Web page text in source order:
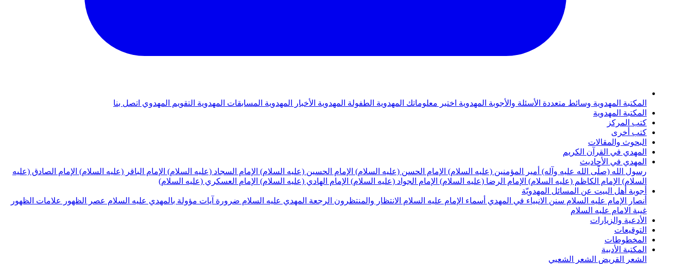
المكتبة المهدوية وسائط متعددة الأسئلة والأجوبة المهدوية اختبر معلوماتك المهدوية الطفولة المهدوية الأخبار المهدوية المسابقات المهدوية التقويم المهدوي اتصل بنا
المكتبة المهدوية
كتب المركز
كتب أخرى
البحوث والمقالات
المهدي في القرآن الكريم
المهدي في الأحاديث
رسول الله (صلّى الله عليه وآله) أمير المؤمنين (عليه السلام) الإمام الحسن (عليه السلام) الإمام الحسين (عليه السلام) الإمام السجاد (عليه السلام) الإمام الباقر (عليه السلام) الإمام الصادق (عليه
السلام) الإمام الكاظم (عليه السلام) الإمام الرضا (عليه السلام) الإمام الجواد (عليه السلام) الإمام الهادي (عليه السلام) الإمام العسكري (عليه السلام)
أجوبة أهل البيت عن المسائل المهدويّة
أنصار الإمام عليه السلام سنن الانبياء في المهدي أسماء الإمام عليه السلام الانتظار والمنتظرون الرجعة المهدي عليه السلام ضرورة آيات مؤولة بالمهدي عليه السلام عصر الظهور
علامات الظهور
غيبة الامام عليه السلام
الأدعية والزيارات
التوقيعات
المخطوطات
المكتبة الأدبية
الشعر القريض الشعر الشعبي